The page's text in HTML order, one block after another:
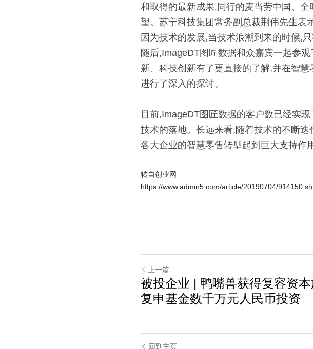
和取得的最新成果,同行的麦当劳中国、
望。苏宁科技集团常务副总裁荆伟先生表
因为技术的发展,当技术浪潮到来的时候,
随后,ImageDT图匠数据和众嘉宾一起参
新、科技创新有了更直接的了解,并在智
进行了深入的探讨。
目前,ImageDT图匠数据的客户数已经实
技术的落地。长远来看,随着技术的不断
各大企业的智慧零售转型起到巨大支持作
转自创业网
https://www.admin5.com/article/20190704/
上一篇
被投企业 | 鸭嘴兽获得复容资
复申基金数千万元人民币投资
回到主页